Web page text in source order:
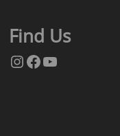
Find Us
Instagram
Facebook
YouTube